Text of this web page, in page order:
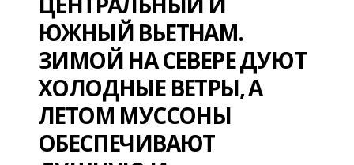
ЮЖНЫЙ ВЬЕТНАМ.
ЗИМОЙ НА СЕВЕРЕ ДУЮТ
ХОЛОДНЫЕ ВЕТРЫ, А
ЛЕТОМ МУССОНЫ
ОБЕСПЕЧИВАЮТ